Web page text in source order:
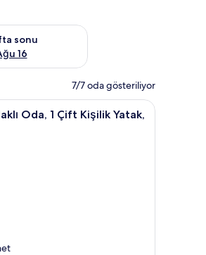
sonu
16
için müsaitliği kontrol et Ağu 14 -
7/7 oda gösteriliyor
Kaliteli yatak takımı, odada kasa, masa
Oda, 1 Çift Kişilik Yatak,